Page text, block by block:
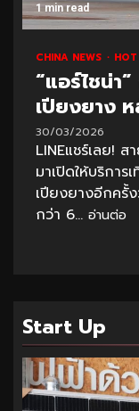
1 min read
CHINA NEWS
“แอร์ไชน่า
เปียงยาง
30/03/2026
LINEแชร์เลย!
มาเปิดให้บริกา
เปียงยางอีกครั้
กว่า 6... อ่านต่อ
Start Up